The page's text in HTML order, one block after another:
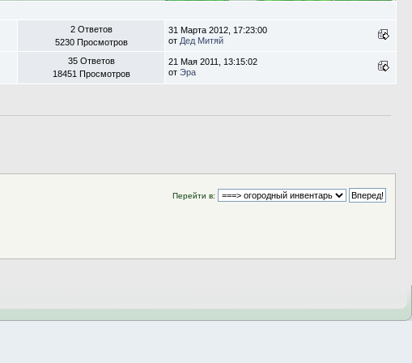
2 Ответов
5230 Просмотров
31 Марта 2012, 17:23:00
от Дед Митяй
35 Ответов
18451 Просмотров
21 Мая 2011, 13:15:02
от Эра
Перейти в: